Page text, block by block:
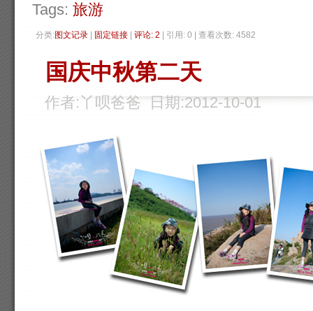
Tags: 旅游
分类:图文记录 固定链接 评论: 2 | 引用: 0 | 查看次数: 4582
国庆中秋第二天
作者:丫呗爸爸 日期:2012-10-01